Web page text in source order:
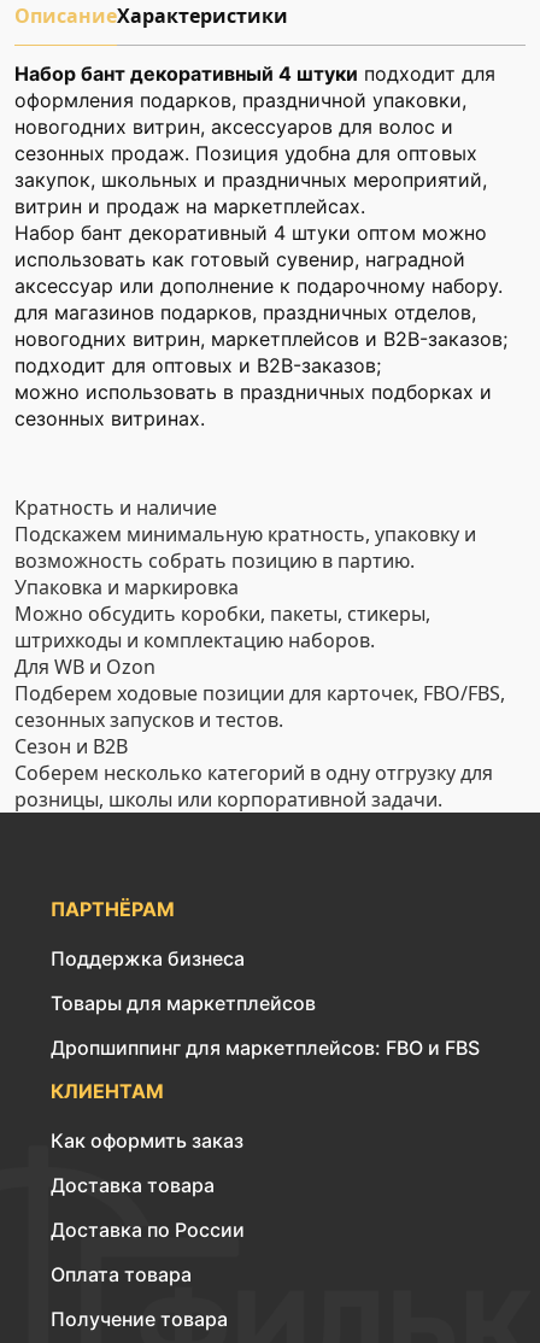
ОписаниеХарактеристики
Набор бант декоративный 4 штуки подходит для
оформления подарков, праздничной упаковки,
новогодних витрин, аксессуаров для волос и
сезонных продаж. Позиция удобна для оптовых
закупок, школьных и праздничных мероприятий,
витрин и продаж на маркетплейсах.
Набор бант декоративный 4 штуки оптом можно
использовать как готовый сувенир, наградной
аксессуар или дополнение к подарочному набору.
для магазинов подарков, праздничных отделов,
новогодних витрин, маркетплейсов и B2B-заказов;
подходит для оптовых и B2B-заказов;
можно использовать в праздничных подборках и
сезонных витринах.
Кратность и наличие
Подскажем минимальную кратность, упаковку и
возможность собрать позицию в партию.
Упаковка и маркировка
Можно обсудить коробки, пакеты, стикеры,
штрихкоды и комплектацию наборов.
Для WB и Ozon
Подберем ходовые позиции для карточек, FBO/FBS,
сезонных запусков и тестов.
Сезон и B2B
Соберем несколько категорий в одну отгрузку для
розницы, школы или корпоративной задачи.
ПАРТНЁРАМ
Поддержка бизнеса
Товары для маркетплейсов
Дропшиппинг для маркетплейсов: FBO и FBS
КЛИЕНТАМ
Как оформить заказ
Доставка товара
Доставка по России
Оплата товара
Получение товара